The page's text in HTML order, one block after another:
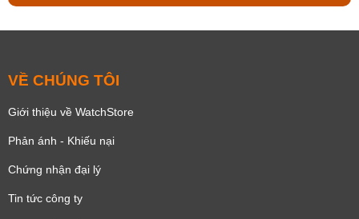
VỀ CHÚNG TÔI
Giới thiệu về WatchStore
Phản ánh - Khiếu nại
Chứng nhận đại lý
Tin tức công ty